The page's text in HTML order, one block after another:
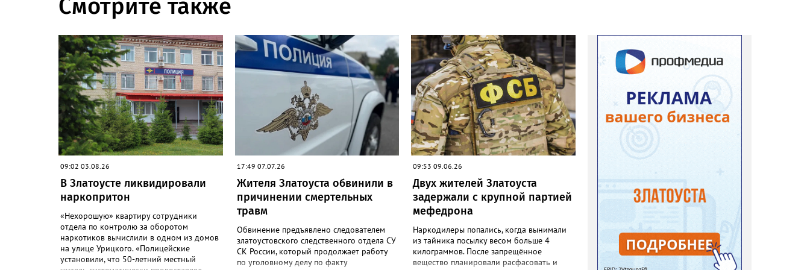
Смотрите также
09:02 03.08.26
В Златоусте ликвидировали
наркопритон
«Нехорошую» квартиру сотрудники
отдела по контролю за оборотом
наркотиков вычислили в одном из домов
на улице Урицкого. «Полицейские
установили, что 50-летний местный
17:49 07.07.26
Жителя Златоуста обвинили в
причинении смертельных
травм
Обвинение предъявлено следователем
златоустовского следственного отдела СУ
СК России, который продолжает работу
по уголовному делу по факту
09:53 09.06.26
Двух жителей Златоуста
задержали с крупной партией
мефедрона
Наркодилеры попались, когда вынимали
из тайника посылку весом больше 4
килограммов. После запрещённое
вещество планировали расфасовать и